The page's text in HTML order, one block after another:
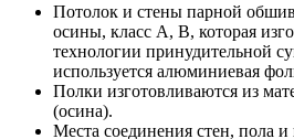
Потолок и стены парной
осины, класс А, В, которая
технологии принудительной
используется алюминиевая
Полки изготовливаются из
(осина).
Места соединения стен, пола